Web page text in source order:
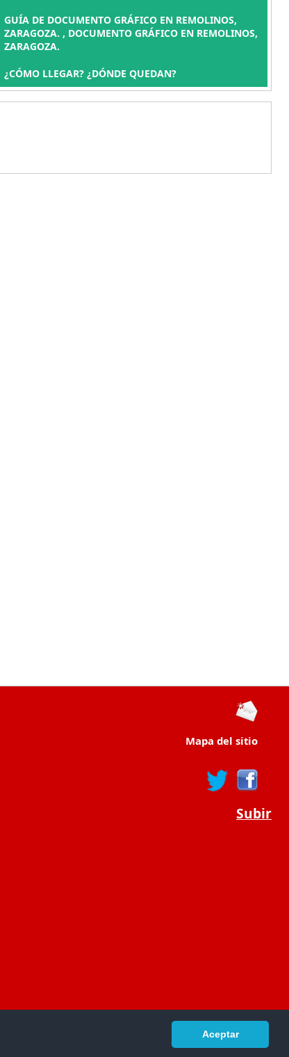
Aceptar
GUÍA DE DOCUMENTO GRÁFICO EN REMOLINOS,
ZARAGOZA. , DOCUMENTO GRÁFICO EN REMOLINOS,
ZARAGOZA.
¿CÓMO LLEGAR? ¿DÓNDE QUEDAN?
Mapa del sitio
Subir
portaldeeducacion.es/- © 2019 -Contacto